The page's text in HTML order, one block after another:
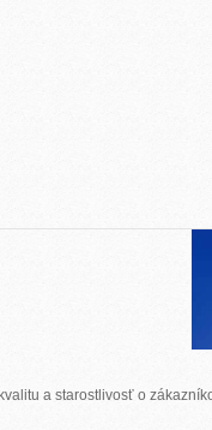
a starostlivosť o